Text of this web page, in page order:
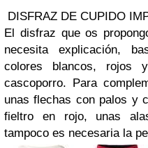
DISFRAZ DE CUPIDO
El disfraz que os
necesita explicación,
colores blancos, rojos
cascoporro. Para
unas flechas con palos y
fieltro en rojo, unas
tampoco es necesaria la